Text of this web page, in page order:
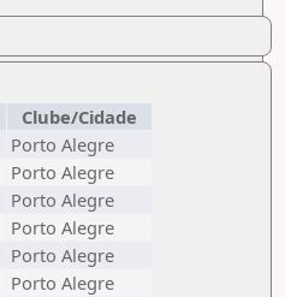
Clube/Cidade
Porto Alegre
Porto Alegre
Porto Alegre
Porto Alegre
Porto Alegre
Porto Alegre